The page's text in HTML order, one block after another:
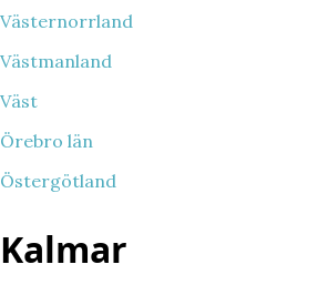
Västernorrland
Västmanland
Väst
Örebro län
Östergötland
Kalmar